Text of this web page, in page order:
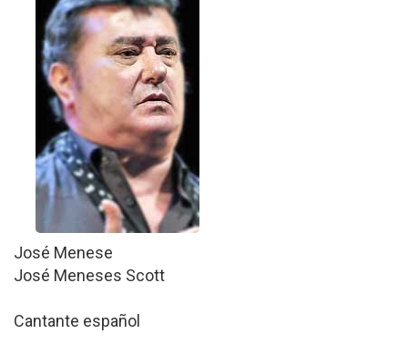
José Menese
José Meneses Scott
Cantante español